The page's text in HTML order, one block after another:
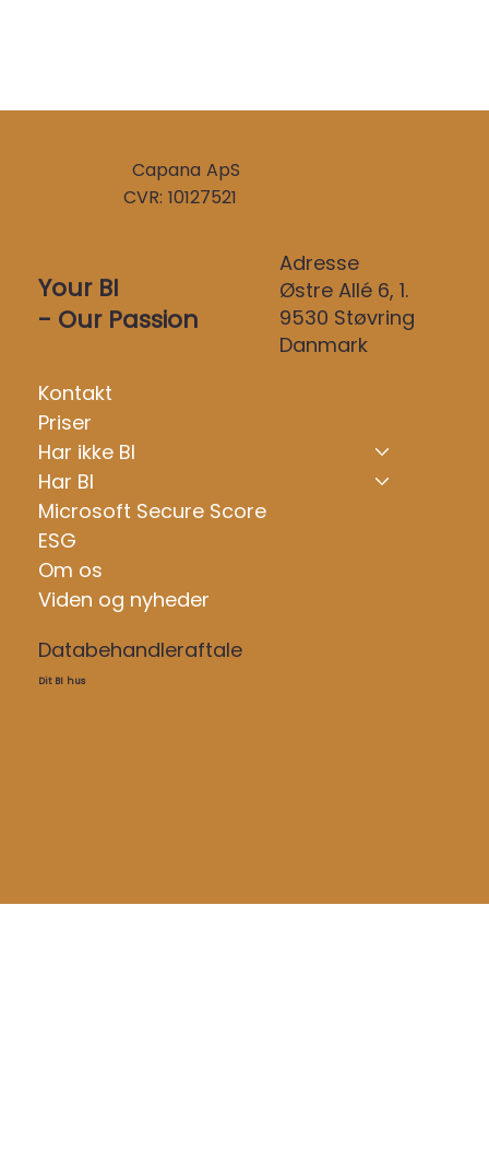
Your BI
- Our Passion
Adresse
Østre Allé 6, 1.
9530 Støvring
Danmark
Capana ApS
CVR: 10127521
Kontakt
Priser
Har ikke BI
Har BI
Microsoft Secure Score
ESG
Om os
Viden og nyheder
Databehandleraftale
Dit BI hus